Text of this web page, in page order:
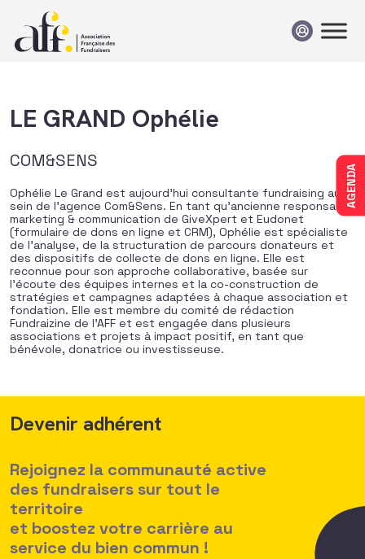
AGENDA
LE GRAND Ophélie
COM&SENS
Ophélie Le Grand est aujourd’hui consultante fundraising au
sein de l’agence Com&Sens. En tant qu’ancienne responsable
marketing & communication de GiveXpert et Eudonet
(formulaire de dons en ligne et CRM), Ophélie est spécialiste
de l’analyse, de la structuration de parcours donateurs et
des dispositifs de collecte de dons en ligne. Elle est
reconnue pour son approche collaborative, basée sur
l’écoute des équipes internes et la co-construction de
stratégies et campagnes adaptées à chaque association et
fondation. Elle est membre du comité de rédaction
Fundraizine de l’AFF et est engagée dans plusieurs
associations et projets à impact positif, en tant que
bénévole, donatrice ou investisseuse.
Devenir adhérent
Rejoignez la communauté active
des fundraisers sur tout le
territoire
et boostez votre carrière au
service du bien commun !